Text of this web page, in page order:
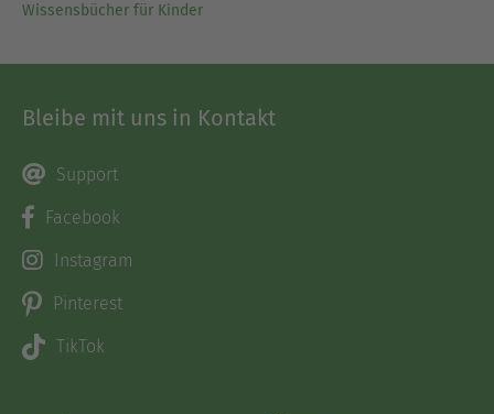
Wissensbücher für Kinder
Bleibe mit uns in Kontakt
Support
Facebook
Instagram
Pinterest
TikTok